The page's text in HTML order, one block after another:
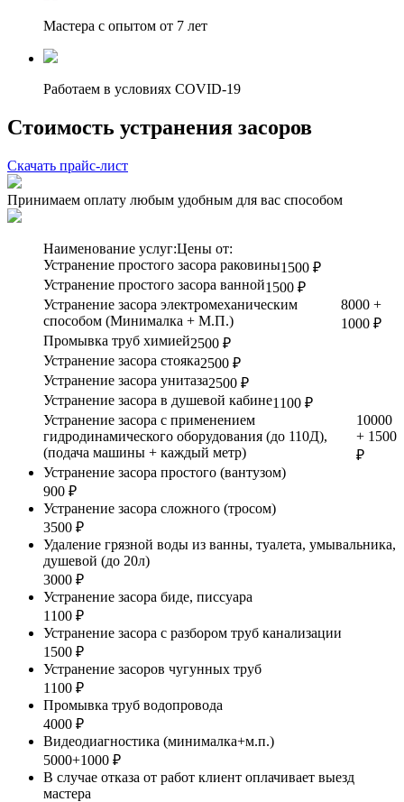
Мастера с опытом от 7 лет
Работаем в условиях COVID-19
Стоимость устранения засоров
Скачать прайс-лист
Принимаем оплату любым удобным для вас способом
Наименование услуг:Цены от:
Устранение простого засора раковины1500 ₽
Устранение простого засора ванной1500 ₽
Устранение засора электромеханическим
способом (Минималка + М.П.)
8000 +
1000 ₽
Промывка труб химией2500 ₽
Устранение засора стояка2500 ₽
Устранение засора унитаза2500 ₽
Устранение засора в душевой кабине1100 ₽
Устранение засора с применением
гидродинамического оборудования (до 110Д),
(подача машины + каждый метр)
10000
+ 1500
₽
Устранение засора простого (вантузом)
900 ₽
Устранение засора сложного (тросом)
3500 ₽
Удаление грязной воды из ванны, туалета, умывальника,
душевой (до 20л)
3000 ₽
Устранение засора биде, писсуара
1100 ₽
Устранение засора с разбором труб канализации
1500 ₽
Устранение засоров чугунных труб
1100 ₽
Промывка труб водопровода
4000 ₽
Видеодиагностика (минималка+м.п.)
5000+1000 ₽
В случае отказа от работ клиент оплачивает выезд
мастера